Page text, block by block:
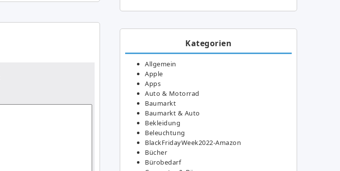
Kategorien
Allgemein
Apple
Apps
Auto & Motorrad
Baumarkt
Baumarkt & Auto
Bekleidung
Beleuchtung
BlackFridayWeek2022-Amazon
Bücher
Bürobedarf